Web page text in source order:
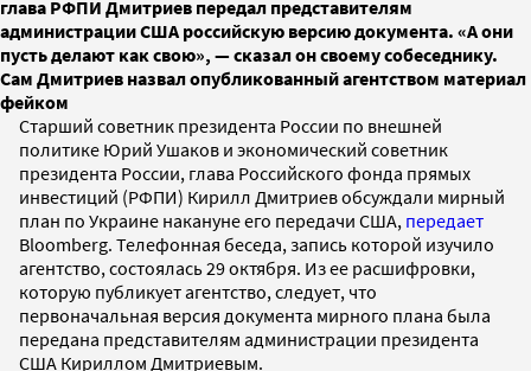
глава РФПИ Дмитриев передал представителям
администрации США российскую версию документа. «А они
пусть делают как свою», — сказал он своему собеседнику.
Сам Дмитриев назвал опубликованный агентством материал
фейком
Старший советник президента России по внешней
политике Юрий Ушаков и экономический советник
президента России, глава Российского фонда прямых
инвестиций (РФПИ) Кирилл Дмитриев обсуждали мирный
план по Украине накануне его передачи США, передает
Bloomberg. Телефонная беседа, запись которой изучило
агентство, состоялась 29 октября. Из ее расшифровки,
которую публикует агентство, следует, что
первоначальная версия документа мирного плана была
передана представителям администрации президента
США Кириллом Дмитриевым.